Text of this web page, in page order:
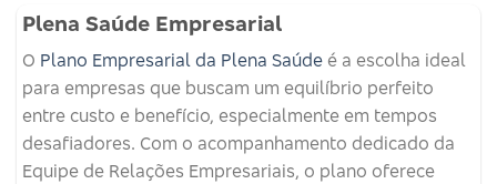
Plena Saúde Empresarial
O Plano Empresarial da Plena Saúde é a escolha ideal
para empresas que buscam um equilíbrio perfeito
entre custo e benefício, especialmente em tempos
desafiadores. Com o acompanhamento dedicado da
Equipe de Relações Empresariais, o plano oferece